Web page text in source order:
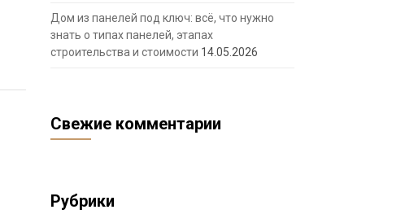
Дом из панелей под ключ: всё, что нужно
знать о типах панелей, этапах
строительства и стоимости 14.05.2026
Свежие комментарии
Рубрики